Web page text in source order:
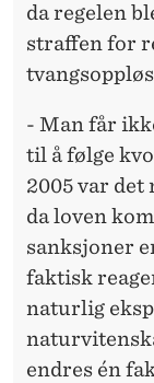
da regelen
straffen for
- Man får
til å følge
2005 var det
da loven
sanksjoner
faktisk
naturlig
endres én